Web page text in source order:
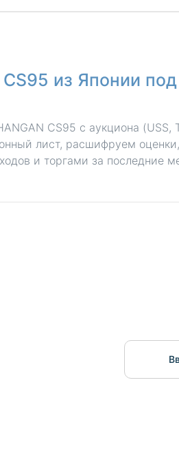
из Японии под
CS95 с аукциона (USS,
лист, расшифруем
и торгами за последние